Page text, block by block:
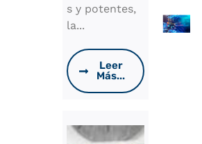
s y potentes,
la...
Leer
Más...